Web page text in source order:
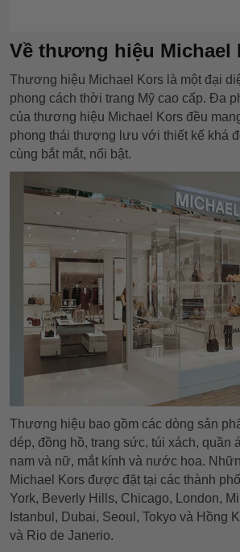
Về thương hiệu Michael
Thương hiệu Michael Kors là một đại
phong cách thời trang Mỹ cao cấp. Đa
của thương hiệu Michael Kors đều
phong thái thượng lưu với thiết kế khá
cùng bắt mắt, nổi bật.
Thương hiệu bao gồm các dòng sản
dép, đồng hồ, trang sức, túi xách, quần
nam và nữ, mắt kính và nước hoa.
Michael Kors được đặt tại các thành
York, Beverly Hills, Chicago, London,
Istanbul, Dubai, Seoul, Tokyo và Hồng
và Rio de Janerio.